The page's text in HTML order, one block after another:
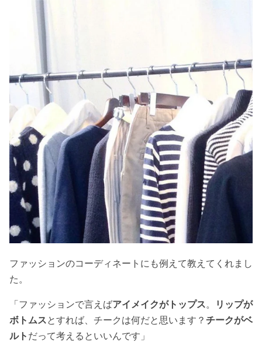
ファッションのコーディネートにも例えて教えてくれまし
た。
「ファッションで言えばアイメイクがトップス。
リップが
ボトムスとすれば、チークは何だと思います？ チークがベ
ルト だって考えるといいんです」